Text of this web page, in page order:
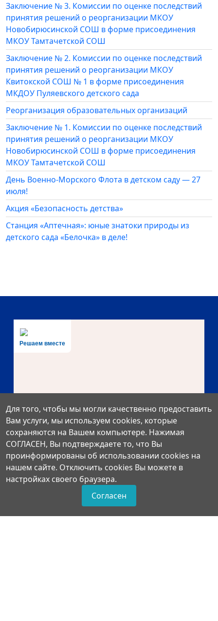
Заключение № 3. Комиссии по оценке последствий
принятия решений о реорганизации МКОУ
Новобирюсинской СОШ в форме присоединения
МКОУ Тамтачетской СОШ
Заключение № 2. Комиссии по оценке последствий
принятия решений о реорганизации МКОУ
Квитокской СОШ № 1 в форме присоединения
МКДОУ Пуляевского детского сада
Реорганизация образовательных организаций
Заключение № 1. Комиссии по оценке последствий
принятия решений о реорганизации МКОУ
Новобирюсинской СОШ в форме присоединения
МКОУ Тамтачетской СОШ
День Военно-Морского Флота в детском саду — 27
июля!
Акция «Безопасность детства»
Станция «Аптечная»: юные знатоки природы из
детского сада «Белочка» в деле!
Решаем вместе
Есть предложения по
организации учебного процесса
или знаете, как сделать школу
Для того, чтобы мы могли качественно предоставить
Вам услуги, мы используем cookies, которые
сохраняются на Вашем компьютере. Нажимая
СОГЛАСЕН, Вы подтверждаете то, что Вы
проинформированы об использовании cookies на
нашем сайте. Отключить cookies Вы можете в
настройках своего браузера.
Согласен